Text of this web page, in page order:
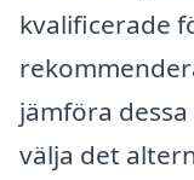
kvalificerade
jämföra
välja det